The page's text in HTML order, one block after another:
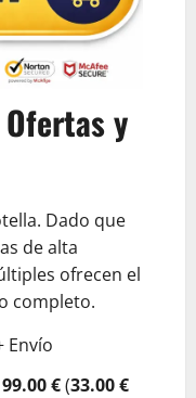
y
Dado que
de alta
ofrecen el
completo.
Envío
99.00 €(33.00 €